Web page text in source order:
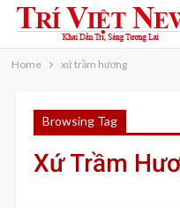
Home xứ trầm hương
Browsing Tag
Xứ Trầm